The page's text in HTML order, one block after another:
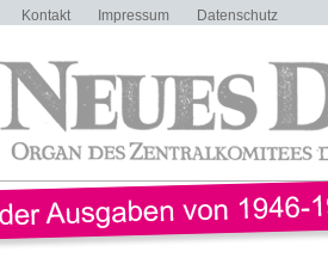
Kontakt Impressum Datenschutz